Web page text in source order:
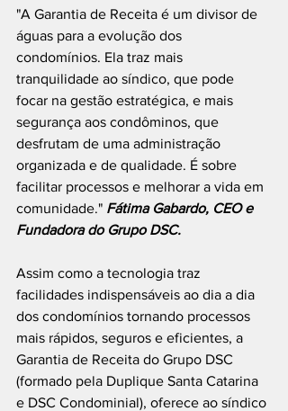
"A Garantia de Receita é um divisor de
águas para a evolução dos
condomínios. Ela traz mais
tranquilidade ao síndico, que pode
focar na gestão estratégica, e mais
segurança aos condôminos, que
desfrutam de uma administração
organizada e de qualidade. É sobre
facilitar processos e melhorar a vida em
comunidade." Fátima Gabardo, CEO e
Fundadora do Grupo DSC.
Assim como a tecnologia traz
facilidades indispensáveis ao dia a dia
dos condomínios tornando processos
mais rápidos, seguros e eficientes, a
Garantia de Receita do Grupo DSC
(formado pela Duplique Santa Catarina
e DSC Condominial), oferece ao síndico